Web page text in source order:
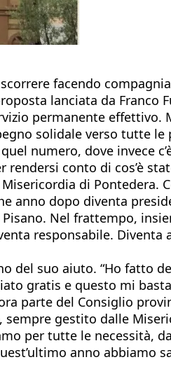
facendo
lanciata da Franco
permanente
solidale verso tutte
numero, dove invece
conto di cos’è
di Pontedera.
dopo diventa
Nel frattempo,
responsabile.
del suo aiuto. “Ho fatto
gratis e questo mi
parte del Consiglio
gestito dalle
per tutte le necessità,
anno abbiamo